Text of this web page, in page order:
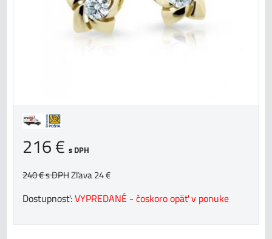
216 € s DPH
240 €s DPHZľava 24 €
Dostupnosť:VYPREDANÉ - čoskoro opäť v ponuke